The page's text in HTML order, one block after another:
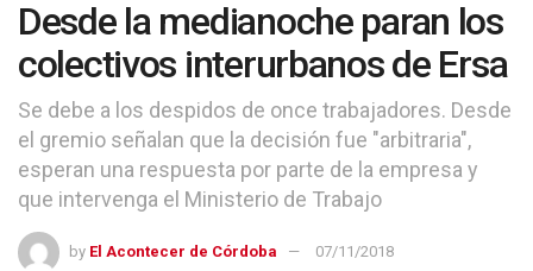
Desde la medianoche paran los
colectivos interurbanos de Ersa
Se debe a los despidos de once trabajadores. Desde
el gremio señalan que la decisión fue "arbitraria",
esperan una respuesta por parte de la empresa y
que intervenga el Ministerio de Trabajo
by El Acontecer de Córdoba 07/11/2018